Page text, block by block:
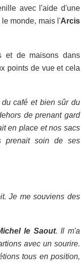
avec l'aide d'une
monde, mais l'Arcis
et de maisons dans
points de vue et cela
café et bien sûr du
de prenant gard
en place et nos sacs
prenait soin de ses
Je me souviens des
le Saout. Il m'a
avec un sourire.
tous en position,